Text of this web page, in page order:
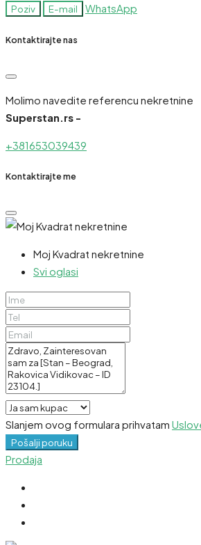
Poziv E-mail WhatsApp
Kontaktirajte nas
Molimo navedite referencu nekretnine
Superstan.rs -
+381653039439
Kontaktirajte me
Moj Kvadrat nekretnine
Svi oglasi
Slanjem ovog formulara prihvatam
Pošalji poruku
Prodaja